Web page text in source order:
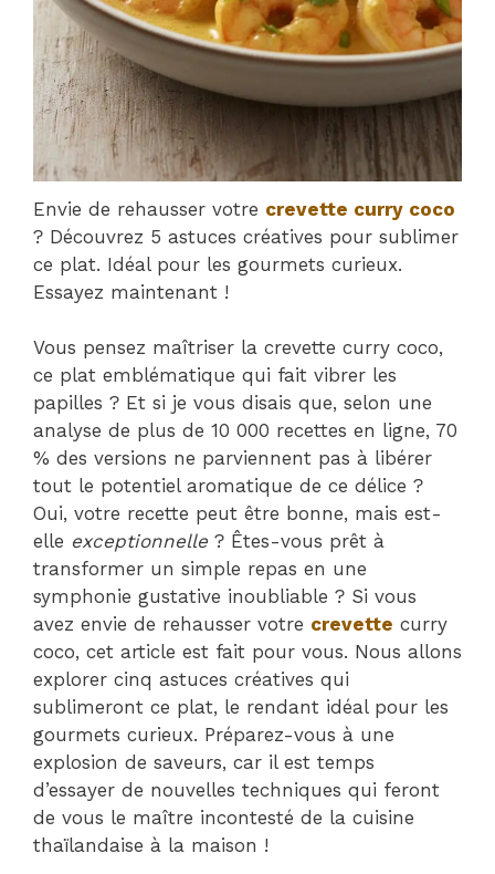
Envie de rehausser votre crevette curry coco
? Découvrez 5 astuces créatives pour sublimer
ce plat. Idéal pour les gourmets curieux.
Essayez maintenant !
Vous pensez maîtriser la crevette curry coco,
ce plat emblématique qui fait vibrer les
papilles ? Et si je vous disais que, selon une
analyse de plus de 10 000 recettes en ligne, 70
% des versions ne parviennent pas à libérer
tout le potentiel aromatique de ce délice ?
Oui, votre recette peut être bonne, mais est-
elle exceptionnelle ? Êtes-vous prêt à
transformer un simple repas en une
symphonie gustative inoubliable ? Si vous
avez envie de rehausser votre crevette curry
coco, cet article est fait pour vous. Nous allons
explorer cinq astuces créatives qui
sublimeront ce plat, le rendant idéal pour les
gourmets curieux. Préparez-vous à une
explosion de saveurs, car il est temps
d’essayer de nouvelles techniques qui feront
de vous le maître incontesté de la cuisine
thaïlandaise à la maison !